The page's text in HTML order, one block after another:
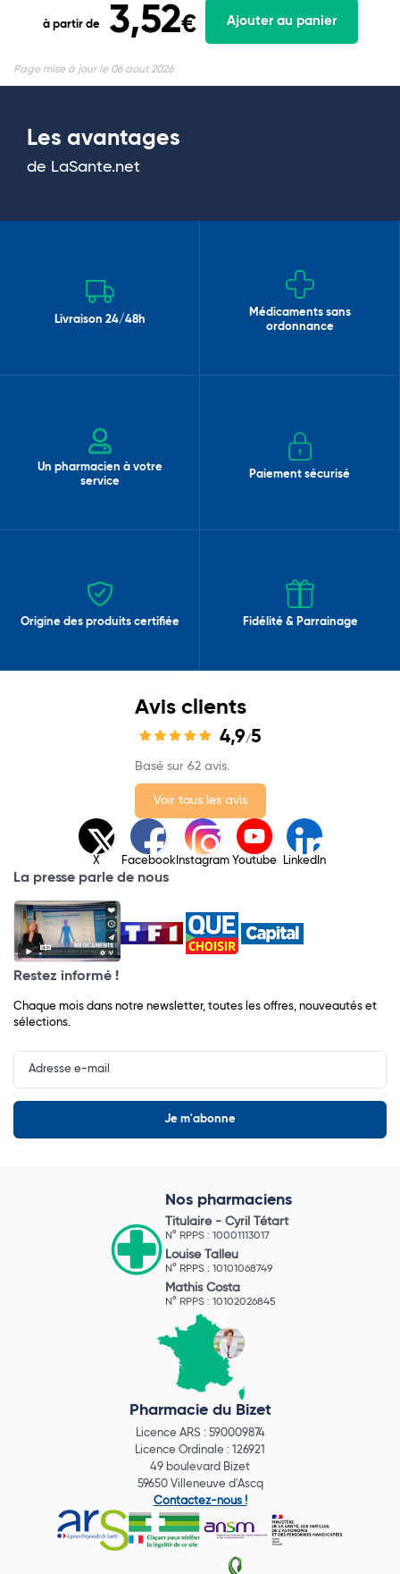
à partir de 3,52€ Ajouter au panier
Page mise à jour le 06 aout 2026
Les avantages
de LaSante.net
Livraison 24/48h
Médicaments sans
ordonnance
Un pharmacien à votre
service
Paiement sécurisé
Origine des produits certifiée Fidélité & Parrainage
Avis clients
4,9/5
Basé sur 62 avis.
Voir tous les avis
X Facebook Instagram Youtube LinkedIn
La presse parle de nous
Restez informé !
Chaque mois dans notre newsletter, toutes les offres, nouveautés et
sélections.
Input
Newsletter
Nos pharmaciens
Titulaire - Cyril Tétart
N° RPPS : 10001113017
Louise Talleu
N° RPPS : 10101068749
Mathis Costa
N° RPPS : 10102026845
Pharmacie du Bizet
Licence ARS : 590009874
Licence Ordinale : 126921
49 boulevard Bizet
59650 Villeneuve d'Ascq
Contactez-nous !